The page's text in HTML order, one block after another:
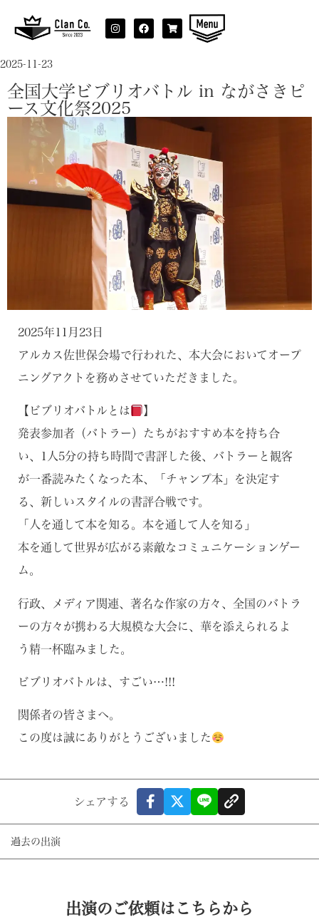
2025-11-23
全国大学ビブリオバトル in ながさきピ
ース文化祭2025
2025年11月23日
アルカス佐世保会場で行われた、本大会においてオープ
ニングアクトを務めさせていただきました。
【ビブリオバトルとは
】
発表参加者（バトラー）たちがおすすめ本を持ち合
い、1人5分の持ち時間で書評した後、バトラーと観客
が一番読みたくなった本、「チャンプ本」を決定す
る、新しいスタイルの書評合戦です。
「人を通して本を知る。本を通して人を知る」
本を通して世界が広がる素敵なコミュニケーションゲー
ム。
行政、メディア関連、著名な作家の方々、全国のバトラ
ーの方々が携わる大規模な大会に、華を添えられるよ
う精一杯臨みました。
ビブリオバトルは、すごい…!!!
関係者の皆さまへ。
この度は誠にありがとうございました
シェアする
過去の出演
出演のご依頼はこちらから